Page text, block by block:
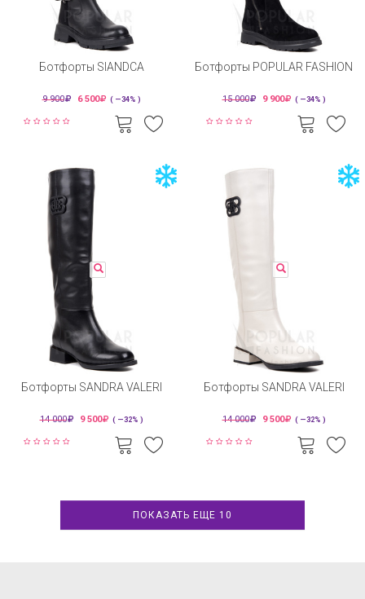
Ботфорты SIANDCA
9 900 6 500 ( —34% )
Ботфорты POPULAR FASHION
15 000 9 900 ( —34% )
Ботфорты SANDRA VALERI
14 000 9 500 ( —32% )
Ботфорты SANDRA VALERI
14 000 9 500 ( —32% )
ПОКАЗАТЬ ЕЩЕ 10